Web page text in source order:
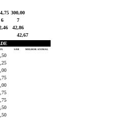
300,00
6
7
42,86
42,67
SÁB MELHOR ANIMAL